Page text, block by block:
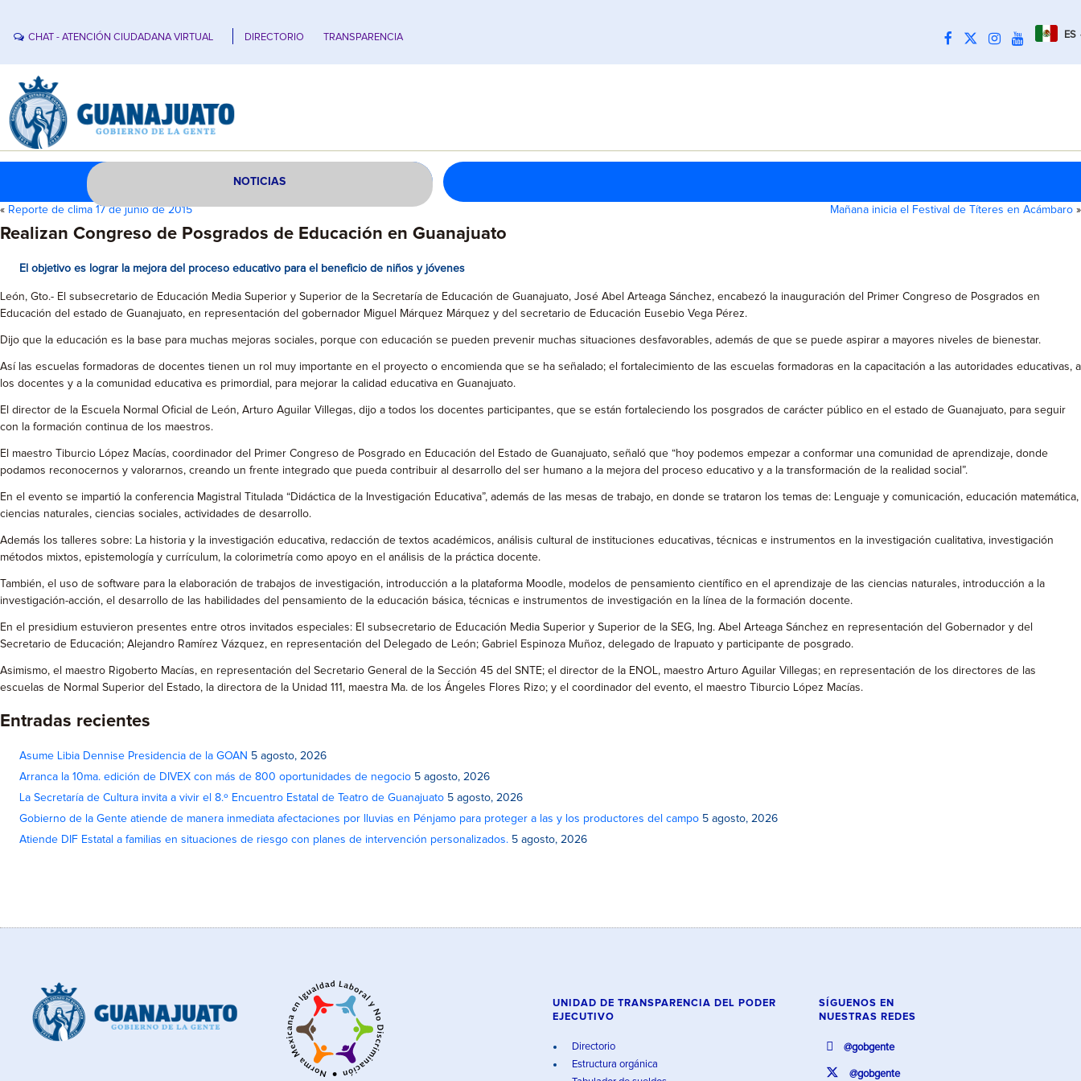
CHAT - ATENCIÓN CIUDADANA VIRTUAL DIRECTORIO TRANSPARENCIA ES
NOTICIAS
« Reporte de clima 17 de junio de 2015 Mañana inicia el Festival de Títeres en Acámbaro »
Realizan Congreso de Posgrados de Educación en Guanajuato
El objetivo es lograr la mejora del proceso educativo para el beneficio de niños y jóvenes
León, Gto.- El subsecretario de Educación Media Superior y Superior de la Secretaría de Educación de Guanajuato, José Abel Arteaga Sánchez, encabezó la inauguración del Primer Congreso de Posgrados en
Educación del estado de Guanajuato, en representación del gobernador Miguel Márquez Márquez y del secretario de Educación Eusebio Vega Pérez.
Dijo que la educación es la base para muchas mejoras sociales, porque con educación se pueden prevenir muchas situaciones desfavorables, además de que se puede aspirar a mayores niveles de bienestar.
Así las escuelas formadoras de docentes tienen un rol muy importante en el proyecto o encomienda que se ha señalado; el fortalecimiento de las escuelas formadoras en la capacitación a las autoridades educativas, a
los docentes y a la comunidad educativa es primordial, para mejorar la calidad educativa en Guanajuato.
El director de la Escuela Normal Oficial de León, Arturo Aguilar Villegas, dijo a todos los docentes participantes, que se están fortaleciendo los posgrados de carácter público en el estado de Guanajuato, para seguir
con la formación continua de los maestros.
El maestro Tiburcio López Macías, coordinador del Primer Congreso de Posgrado en Educación del Estado de Guanajuato, señaló que “hoy podemos empezar a conformar una comunidad de aprendizaje, donde
podamos reconocernos y valorarnos, creando un frente integrado que pueda contribuir al desarrollo del ser humano a la mejora del proceso educativo y a la transformación de la realidad social”.
En el evento se impartió la conferencia Magistral Titulada “Didáctica de la Investigación Educativa”, además de las mesas de trabajo, en donde se trataron los temas de: Lenguaje y comunicación, educación matemática,
ciencias naturales, ciencias sociales, actividades de desarrollo.
Además los talleres sobre: La historia y la investigación educativa, redacción de textos académicos, análisis cultural de instituciones educativas, técnicas e instrumentos en la investigación cualitativa, investigación
métodos mixtos, epistemología y currículum, la colorimetría como apoyo en el análisis de la práctica docente.
También, el uso de software para la elaboración de trabajos de investigación, introducción a la plataforma Moodle, modelos de pensamiento científico en el aprendizaje de las ciencias naturales, introducción a la
investigación-acción, el desarrollo de las habilidades del pensamiento de la educación básica, técnicas e instrumentos de investigación en la línea de la formación docente.
En el presidium estuvieron presentes entre otros invitados especiales: El subsecretario de Educación Media Superior y Superior de la SEG, Ing. Abel Arteaga Sánchez en representación del Gobernador y del
Secretario de Educación; Alejandro Ramírez Vázquez, en representación del Delegado de León; Gabriel Espinoza Muñoz, delegado de Irapuato y participante de posgrado.
Asimismo, el maestro Rigoberto Macías, en representación del Secretario General de la Sección 45 del SNTE; el director de la ENOL, maestro Arturo Aguilar Villegas; en representación de los directores de las
escuelas de Normal Superior del Estado, la directora de la Unidad 111, maestra Ma. de los Ángeles Flores Rizo; y el coordinador del evento, el maestro Tiburcio López Macías.
Entradas recientes
Asume Libia Dennise Presidencia de la GOAN 5 agosto, 2026
Arranca la 10ma. edición de DIVEX con más de 800 oportunidades de negocio 5 agosto, 2026
La Secretaría de Cultura invita a vivir el 8.º Encuentro Estatal de Teatro de Guanajuato 5 agosto, 2026
Gobierno de la Gente atiende de manera inmediata afectaciones por lluvias en Pénjamo para proteger a las y los productores del campo 5 agosto, 2026
Atiende DIF Estatal a familias en situaciones de riesgo con planes de intervención personalizados. 5 agosto, 2026
UNIDAD DE TRANSPARENCIA DEL PODER
EJECUTIVO
Directorio
Estructura orgánica
SÍGUENOS EN
NUESTRAS REDES
@gobgente
@gobgente